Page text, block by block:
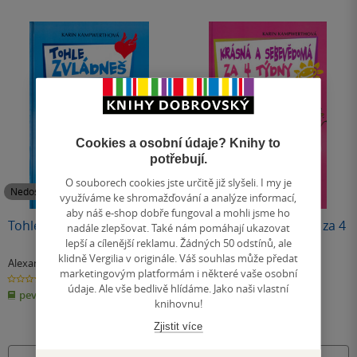
Nedostupné
Tohle zvládneš
Alexander Weiler ,Karin
Kampwerthová
0.0
z
5
hvězdiček
pevná vazba
Nedostupné
Krásná a sebevědomá za 4
týdny
Alexandr Weiler, Karin
Kampwerthová
0.0
z
5
hvězdiček
pevná vazba
Cookies a osobní údaje? Knihy to
potřebují.
O souborech cookies jste určitě již slyšeli. I my je
využíváme ke shromažďování a analýze informací,
aby náš e-shop dobře fungoval a mohli jsme ho
nadále zlepšovat. Také nám pomáhají ukazovat
lepší a cílenější reklamu. Žádných 50 odstínů, ale
klidně Vergilia v originále. Váš souhlas může předat
marketingovým platformám i některé vaše osobní
údaje. Ale vše bedlivě hlídáme. Jako naši vlastní
knihovnu!
Zjistit více